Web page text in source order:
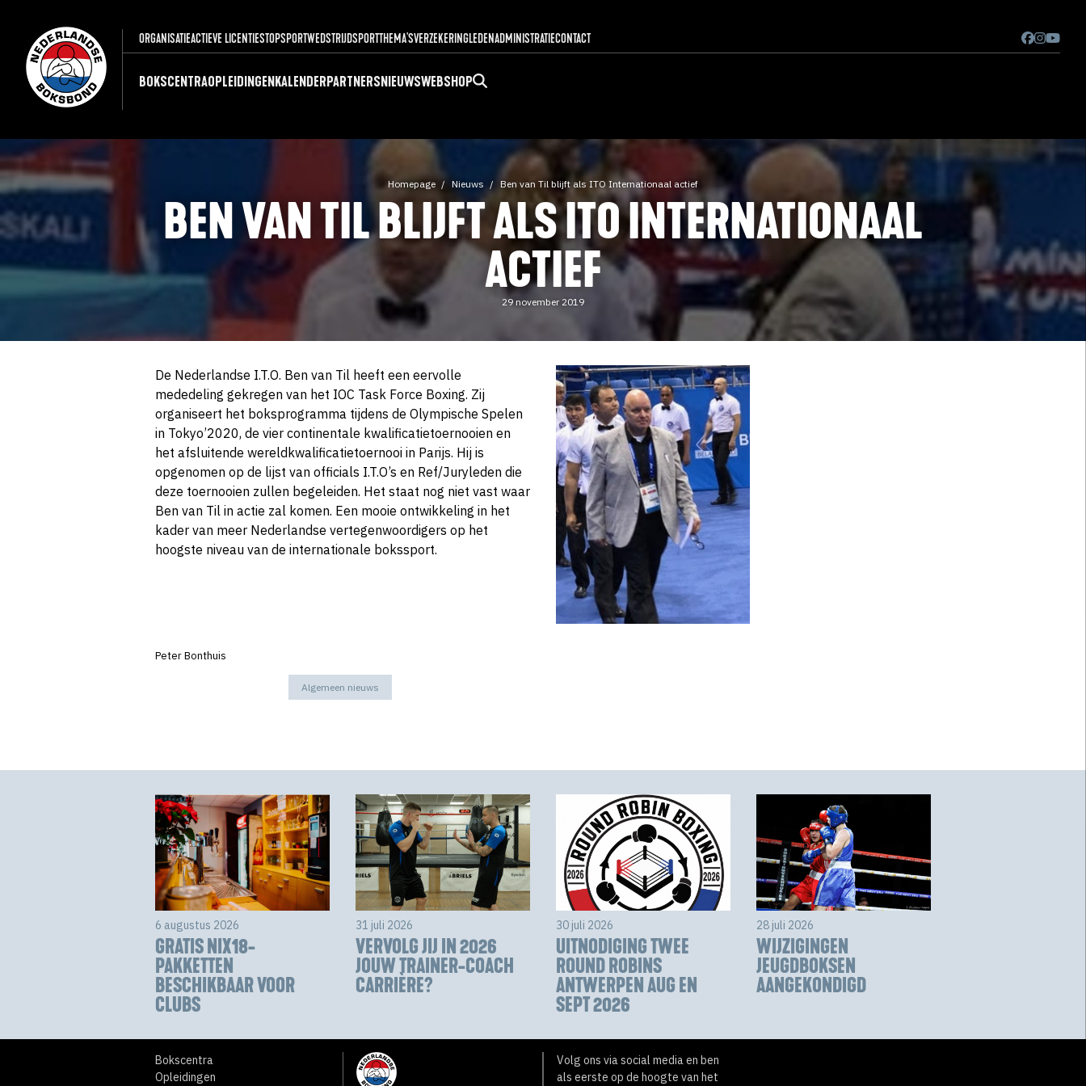
ORGANISATIEACTIEVE LICENTIESTOPSPORTWEDSTRIJDSPORTTHEMA'SVERZEKERINGLEDENADMINISTRATIECONTACT
BOKSCENTRAOPLEIDINGENKALENDERPARTNERSNIEUWSWEBSHOP
Homepage Nieuws Ben van Til blijft als ITO Internationaal actief
BEN VAN TIL BLIJFT ALS ITO INTERNATIONAAL
ACTIEF
29 november 2019
De Nederlandse I.T.O. Ben van Til heeft een eervolle
mededeling gekregen van het IOC Task Force Boxing. Zij
organiseert het boksprogramma tijdens de Olympische Spelen
in Tokyo’2020, de vier continentale kwalificatietoernooien en
het afsluitende wereldkwalificatietoernooi in Parijs. Hij is
opgenomen op de lijst van officials I.T.O’s en Ref/Juryleden die
deze toernooien zullen begeleiden. Het staat nog niet vast waar
Ben van Til in actie zal komen. Een mooie ontwikkeling in het
kader van meer Nederlandse vertegenwoordigers op het
hoogste niveau van de internationale bokssport.
Peter Bonthuis
Algemeen nieuws
6 augustus 2026
GRATIS NIX18-
PAKKETTEN
BESCHIKBAAR VOOR
CLUBS
31 juli 2026
VERVOLG JIJ IN 2026
JOUW TRAINER-COACH
CARRIÈRE?
30 juli 2026
UITNODIGING TWEE
ROUND ROBINS
ANTWERPEN AUG EN
SEPT 2026
28 juli 2026
WIJZIGINGEN
JEUGDBOKSEN
AANGEKONDIGD
Bokscentra
Opleidingen
Volg ons via social media en ben
als eerste op de hoogte van het